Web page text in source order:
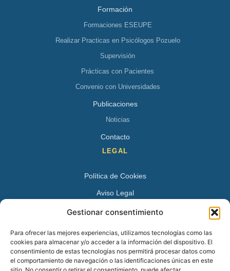
Gestionar consentimiento
Para ofrecer las mejores experiencias, utilizamos tecnologías como las
cookies para almacenar y/o acceder a la información del dispositivo. El
consentimiento de estas tecnologías nos permitirá procesar datos como
el comportamiento de navegación o las identificaciones únicas en este
Formación
Formaciones ESEUPE
Realizar Practicas en Psicólogos Pozuelo
Supervisión
Prácticas con Pacientes
Convenio con Universidades
Publicaciones
Noticias
Contacto
LEGAL
Política de Cookies
Aviso Legal
Política de Privacidad
Avenida Juan XXIII 15 B 28224 – Pozuelo de Alarcón,
Madrid